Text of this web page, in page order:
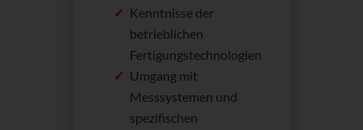
Kenntnisse der
betrieblichen
Fertigungstechnologien
Umgang mit
Messsystemen und
spezifischen